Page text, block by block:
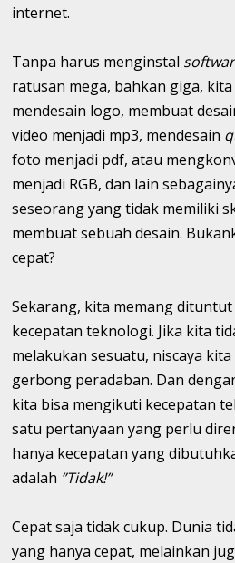
internet.
Tanpa harus menginstal
ratusan mega, bahkan giga,
mendesain logo, membuat
video menjadi mp3, mendesain
foto menjadi pdf, atau
menjadi RGB, dan lain
seseorang yang tidak memiliki
membuat sebuah desain.
cepat?
Sekarang, kita memang
kecepatan teknologi. Jika kita
melakukan sesuatu, niscaya
gerbong peradaban. Dan
kita bisa mengikuti kecepatan
satu pertanyaan yang perlu
hanya kecepatan yang
adalah ”Tidak!”
Cepat saja tidak cukup. Dunia
yang hanya cepat, melainkan